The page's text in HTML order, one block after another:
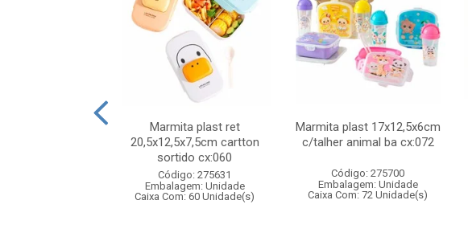
Marmita plast ret
20,5x12,5x7,5cm cartton
sortido cx:060
Código: 275631
Embalagem: Unidade
Caixa Com: 60 Unidade(s)
Marmita plast 17x12,5x6cm
c/talher animal ba cx:072
Código: 275700
Embalagem: Unidade
Caixa Com: 72 Unidade(s)